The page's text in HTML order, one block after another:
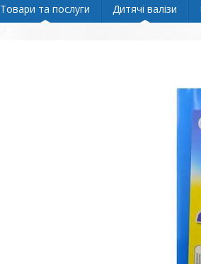
Товари та послуги Дитячі валізи